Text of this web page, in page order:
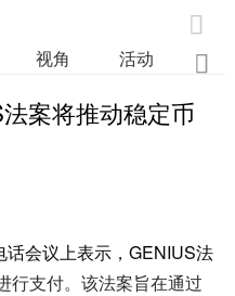

视角 活动 业

案将推动稳定币
会议上表示，GENIUS法
行支付。该法案旨在通过